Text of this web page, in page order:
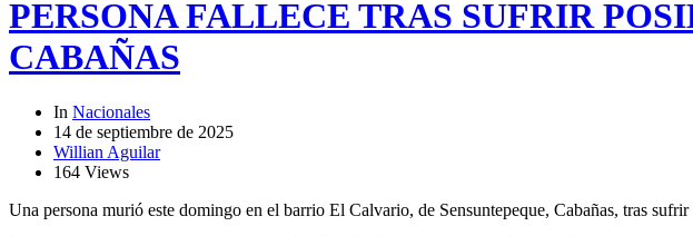
PERSONA FALLECE TRAS SUFRIR
CABAÑAS
In Nacionales
14 de septiembre de 2025
Willian Aguilar
164 Views
Una persona murió este domingo en el barrio El Calvario, de Sensuntepeque, Cabañas, tras